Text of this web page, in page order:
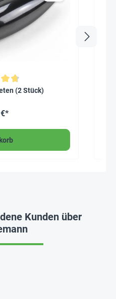
von 4.8 von 5 Sternen
(2 Stück)
Kunden über